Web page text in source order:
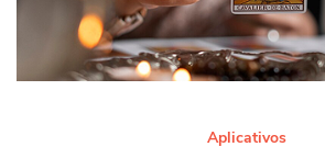
Aplicativos